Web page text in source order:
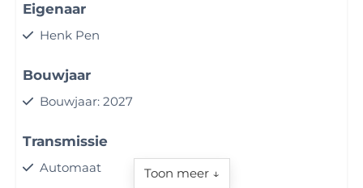
Eigenaar
Henk Pen
Bouwjaar
Bouwjaar: 2027
Transmissie
Automaat Toon meer ↓